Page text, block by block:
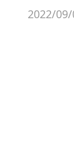
2022/